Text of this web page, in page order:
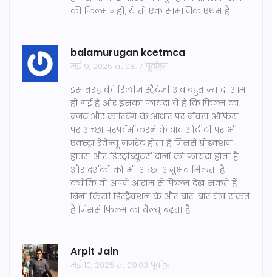
की फिल्म नहीं, ये तो एक सामाजिक एंथम है!
balamurugan kcetmca
मई 9, 2025 at 08:17 पूर्वाह्न
इस तरह की रिलीज स्ट्रैटेजी अब बहुत ज्यादा आम
हो गई है और इसका फायदा ये है कि फिल्म का
बजट और कास्टिंग के आधार पर बॉक्स ऑफिस
पर अच्छा परफॉर्म करने के बाद ओटीटी पर भी
एक्स्ट्रा रेवेन्यू जनरेट होता है जिससे प्रोडक्शन
हाउस और डिस्ट्रीब्यूटर्स दोनों को फायदा होता है
और दर्शकों को भी अच्छा अनुभव मिलता है
क्योंकि वो अपने आराम से फिल्म देख सकते हैं
बिना किसी डिस्ट्रैक्शन के और बार-बार देख सकते
हैं जिससे फिल्म का वैल्यू बढ़ता है।
Arpit Jain
मई 10, 2025 at 09:03 पूर्वाह्न